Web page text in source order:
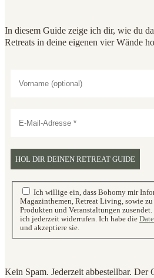
In diesem Guide zeige ich dir, wie du
Retreats in deine eigenen vier Wände
Ich willige ein, dass Bohomy mir
Magazinthemen, Retreat Living, sowie
Produkten und Veranstaltungen
ich jederzeit widerrufen. Ich habe die
und akzeptiere sie.
Kein Spam. Jederzeit abbestellbar. Der